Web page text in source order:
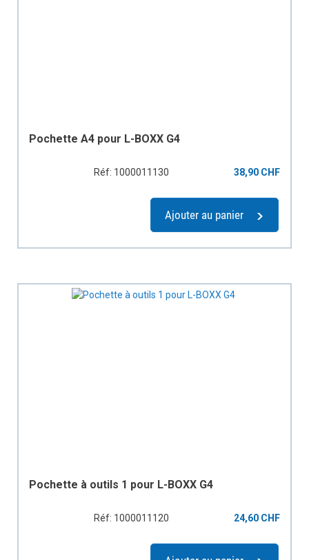
Pochette A4 pour L-BOXX G4
Réf: 1000011130 38,90 CHF
Ajouter au panier
Pochette à outils 1 pour L-BOXX G4
Réf: 1000011120 24,60 CHF